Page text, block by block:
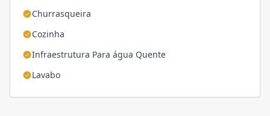
Churrasqueira
Cozinha
Infraestrutura Para água Quente
Lavabo